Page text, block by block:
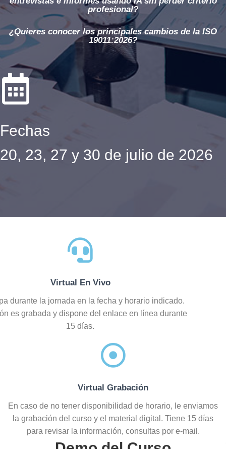
profesional?
¿Quieres conocer los principales cambios de la ISO
19011:2026?
Fechas
20, 23, 27 y 30 de julio de 2026
Virtual En Vivo
durante la jornada en la fecha y horario indicado.
es grabada y dispone del enlace en línea durante
15 días.
Virtual Grabación
En caso de no tener disponibilidad de horario, le enviamos
la grabación del curso y el material digital. Tiene 15 días
para revisar la información, consultas por e-mail.